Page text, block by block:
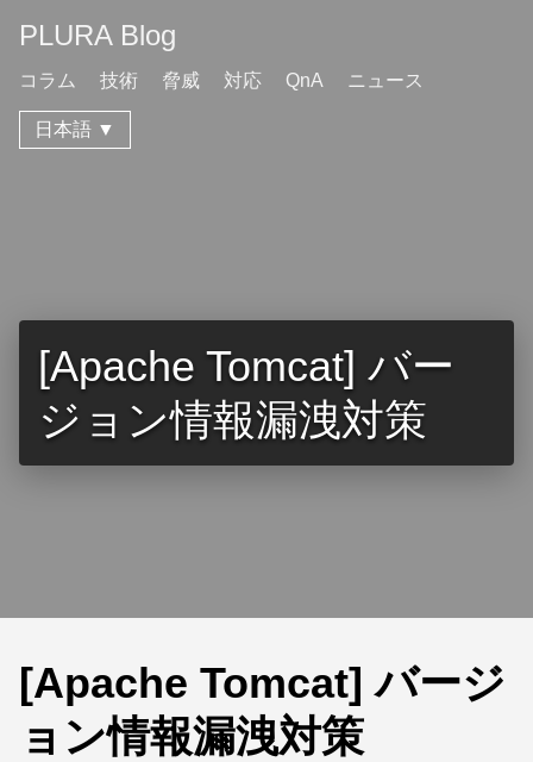
PLURA Blog
コラム 技術 脅威 対応 QnA ニュース
日本語 ▼
[Apache Tomcat] バー
ジョン情報漏洩対策
[Apache Tomcat] バージ
ョン情報漏洩対策